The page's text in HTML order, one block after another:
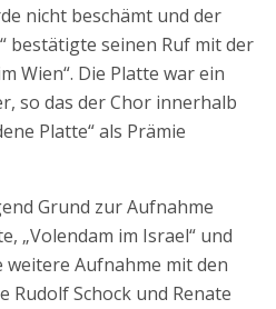
nicht beschämt und der
bestätigte seinen Ruf mit der
Wien“. Die Platte war ein
so das der Chor innerhalb
Platte“ als Prämie
Grund zur Aufnahme
„Volendam im Israel“ und
weitere Aufnahme mit den
Rudolf Schock und Renate